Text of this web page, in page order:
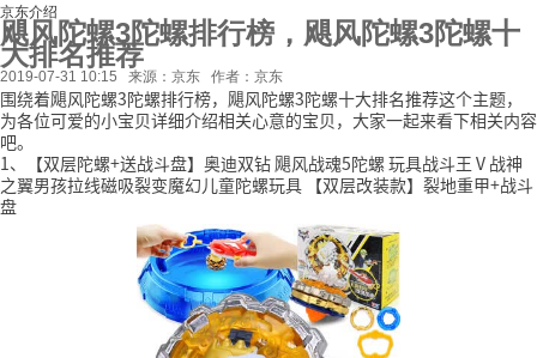
京东介绍
飓风陀螺3陀螺排行榜，飓风陀螺3陀螺十
大排名推荐
2019-07-31 10:15 来源：京东 作者：京东
围绕着飓风陀螺3陀螺排行榜，飓风陀螺3陀螺十大排名推荐这个主题，
为各位可爱的小宝贝详细介绍相关心意的宝贝，大家一起来看下相关内容
吧。
1、【双层陀螺+送战斗盘】奥迪双钻 飓风战魂5陀螺 玩具战斗王Ⅴ战神
之翼男孩拉线磁吸裂变魔幻儿童陀螺玩具 【双层改装款】裂地重甲+战斗
盘